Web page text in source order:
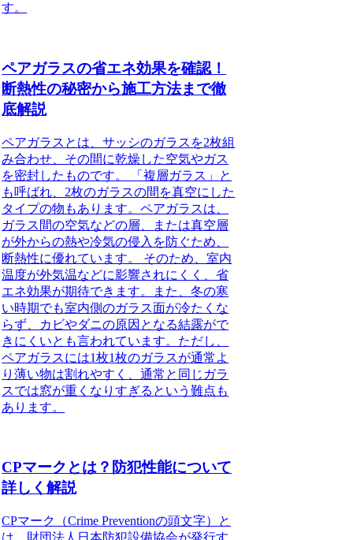
す。
ペアガラスの省エネ効果を確認！
断熱性の秘密から施工方法まで徹
底解説
ペアガラスとは、サッシのガラスを2枚組
み合わせ、その間に乾燥した空気やガス
を密封したものです。
「複層ガラス」と
も呼ばれ、2枚のガラスの間を真空にした
タイプの物もあります。ペアガラスは、
ガラス間の空気などの層、または真空層
が外からの熱や冷気の侵入を防ぐため、
断熱性に優れています。
そのため、室内
温度が外気温などに影響されにくく、省
エネ効果が期待できます。また、冬の寒
い時期でも室内側のガラス面が冷たくな
らず、カビやダニの原因となる結露がで
きにくいとも言われています。ただし、
ペアガラスには1枚1枚のガラスが通常よ
り薄い物は割れやすく、通常と同じガラ
スでは窓が重くなりすぎるという難点も
あります。
CPマークとは？防犯性能について
詳しく解説
CPマーク（Crime Preventionの頭文字）と
は、財団法人日本防犯設備協会が発行す